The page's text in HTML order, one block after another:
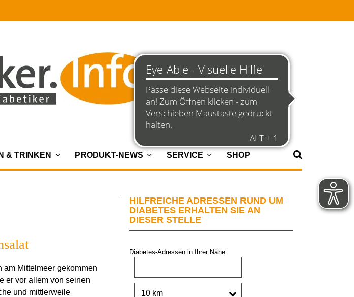
& TRINKEN PRODUKT-NEWS SERVICE SHOP
Mittelmeer gekommen
er vor allem von seinen
und mittlerweile
HILFREICHE ADRESSEN RUND UM
DIABETES ERHALTEN SIE AN
DIESER STELLE
Diabetes-Adressen in Ihrer Nähe